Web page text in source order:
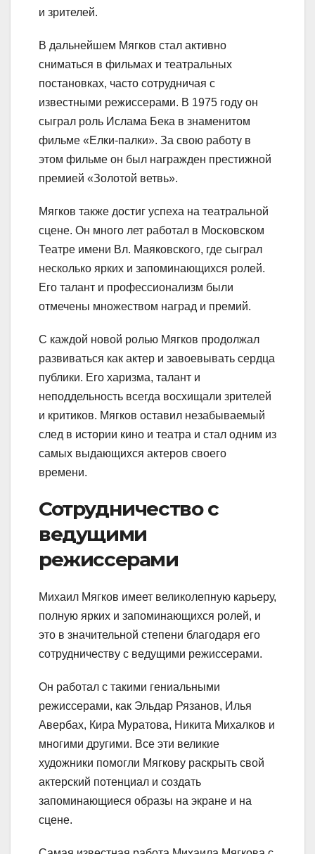
и зрителей.
В дальнейшем Мягков стал активно
сниматься в фильмах и театральных
постановках, часто сотрудничая с
известными режиссерами. В 1975 году он
сыграл роль Ислама Бека в знаменитом
фильме «Елки-палки». За свою работу в
этом фильме он был награжден престижной
премией «Золотой ветвь».
Мягков также достиг успеха на театральной
сцене. Он много лет работал в Московском
Театре имени Вл. Маяковского, где сыграл
несколько ярких и запоминающихся ролей.
Его талант и профессионализм были
отмечены множеством наград и премий.
С каждой новой ролью Мягков продолжал
развиваться как актер и завоевывать сердца
публики. Его харизма, талант и
неподдельность всегда восхищали зрителей
и критиков. Мягков оставил незабываемый
след в истории кино и театра и стал одним из
самых выдающихся актеров своего
времени.
Сотрудничество с
ведущими
режиссерами
Михаил Мягков имеет великолепную карьеру,
полную ярких и запоминающихся ролей, и
это в значительной степени благодаря его
сотрудничеству с ведущими режиссерами.
Он работал с такими гениальными
режиссерами, как Эльдар Рязанов, Илья
Авербах, Кира Муратова, Никита Михалков и
многими другими. Все эти великие
художники помогли Мягкову раскрыть свой
актерский потенциал и создать
запоминающиеся образы на экране и на
сцене.